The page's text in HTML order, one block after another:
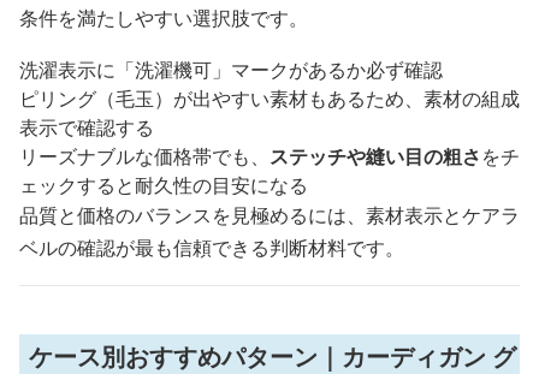
条件を満たしやすい選択肢です。
洗濯表示に「洗濯機可」マークがあるか必ず確認
ピリング（毛玉）が出やすい素材もあるため、素材の組成
表示で確認する
リーズナブルな価格帯でも、 ステッチや縫い目の粗さをチ
ェックすると耐久性の目安になる
品質と価格のバランスを見極めるには、素材表示とケアラ
ベルの確認が最も信頼できる判断材料です。
ケース別おすすめパターン｜カーディガン グ